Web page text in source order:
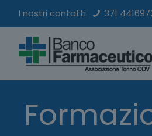
I nostri contatti 371